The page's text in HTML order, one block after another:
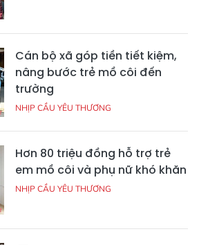
Cán bộ xã góp tiền tiết kiệm,
nâng bước trẻ mồ côi đến
trường
NHỊP CẦU YÊU THƯƠNG
Hơn 80 triệu đồng hỗ trợ trẻ
em mồ côi và phụ nữ khó khăn
NHỊP CẦU YÊU THƯƠNG